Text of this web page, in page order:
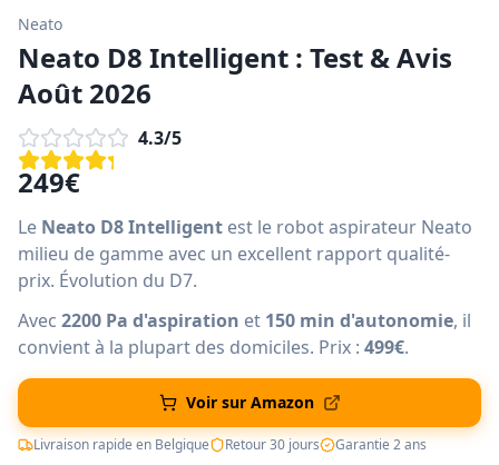
Neato
Neato D8 Intelligent : Test & Avis
Août 2026
4.3/5
249€
Le Neato D8 Intelligent est le robot aspirateur Neato
milieu de gamme avec un excellent rapport qualité-
prix. Évolution du D7.
Avec 2200 Pa d'aspiration et 150 min d'autonomie, il
convient à la plupart des domiciles. Prix : 499€.
Voir sur Amazon
Livraison rapide en Belgique Retour 30 jours Garantie 2 ans